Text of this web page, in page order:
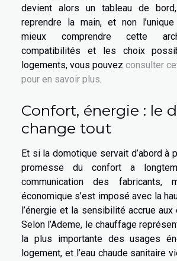
devient alors un tableau de
reprendre la main, et non
mieux comprendre cette
compatibilités et les choix
logements, vous pouvez consulter
pour en savoir plus.
Confort, énergie : le
change tout
Et si la domotique servait d’abord à
promesse du confort a
communication des fabricants,
économique s’est imposé avec la
l’énergie et la sensibilité accrue aux
Selon l’Ademe, le chauffage
la plus importante des usages
logement, et l’eau chaude sanitaire